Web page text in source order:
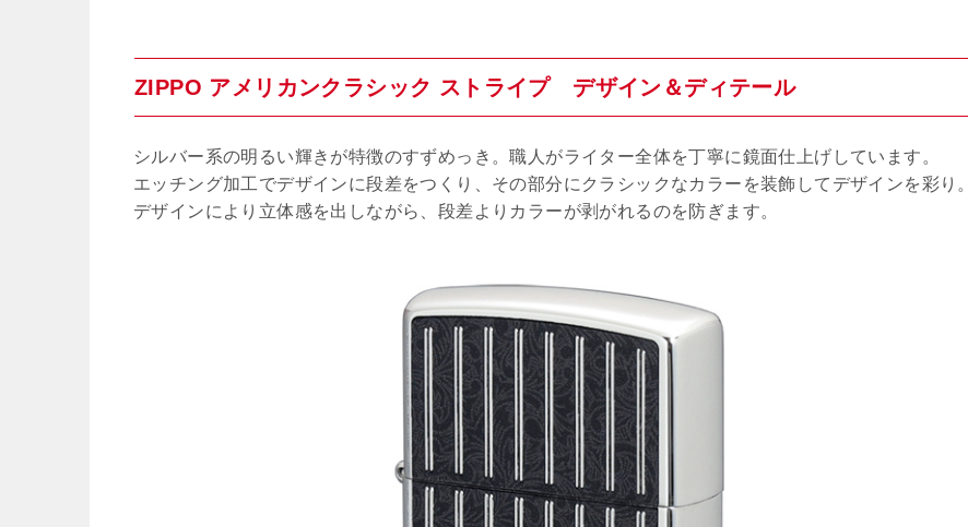
ZIPPO アメリカンクラシック ストライプ デザイン＆ディテール
シルバー系の明るい輝きが特徴のすずめっき。職人がライター全体を丁寧に鏡面仕上げしています。
エッチング加工でデザインに段差をつくり、その部分にクラシックなカラーを装飾してデザインを彩り。
デザインにより立体感を出しながら、段差よりカラーが剥がれるのを防ぎます。